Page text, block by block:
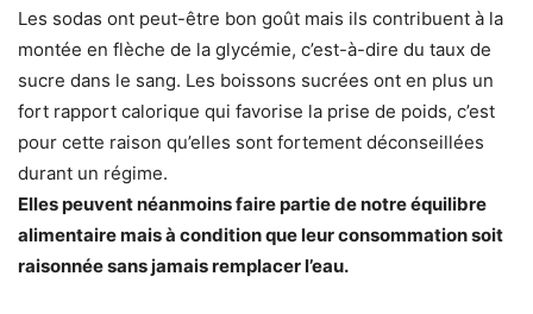
Les sodas ont peut-être bon goût mais ils contribuent à la
montée en flèche de la glycémie, c’est-à-dire du taux de
sucre dans le sang. Les boissons sucrées ont en plus un
fort rapport calorique qui favorise la prise de poids, c’est
pour cette raison qu’elles sont fortement déconseillées
durant un régime.
Elles peuvent néanmoins faire partie de notre équilibre
alimentaire mais à condition que leur consommation soit
raisonnée sans jamais remplacer l’eau.